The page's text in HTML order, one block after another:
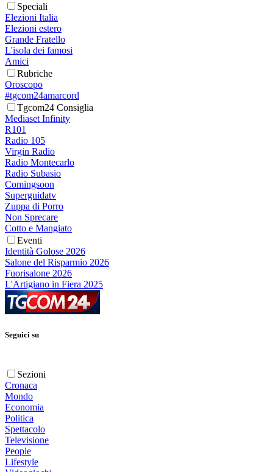
Speciali
Elezioni Italia
Elezioni estero
Grande Fratello
L'isola dei famosi
Amici
Rubriche
Oroscopo
#tgcom24amarcord
Tgcom24 Consiglia
Mediaset Infinity
R101
Radio 105
Virgin Radio
Radio Montecarlo
Radio Subasio
Comingsoon
Superguidatv
Zuppa di Porro
Non Sprecare
Cotto e Mangiato
Eventi
Identità Golose 2026
Salone del Risparmio 2026
Fuorisalone 2026
L'Artigiano in Fiera 2025
Seguici su
Sezioni
Cronaca
Mondo
Economia
Politica
Spettacolo
Televisione
People
Lifestyle